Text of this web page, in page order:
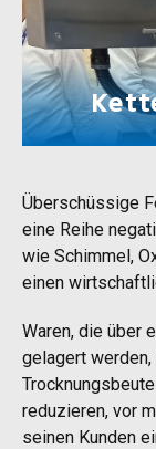
Überschüssige
eine Reihe
wie Schimmel,
einen
Waren, die über
gelagert
reduzieren, vor
seinen Kunden